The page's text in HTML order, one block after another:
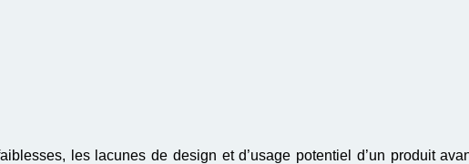
les lacunes de design et d’usage potentiel d’un produit